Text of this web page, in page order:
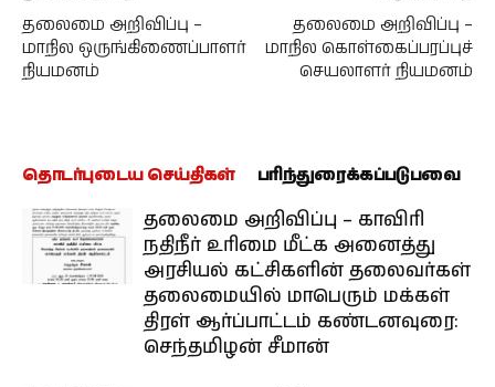
தலைமை அறிவிப்பு –
மாநில ஒருங்கிணைப்பாளர்
நியமனம்
தலைமை அறிவிப்பு –
மாநில கொள்கைப்பரப்புச்
செயலாளர் நியமனம்
தொடர்புடைய செய்திகள் பரிந்துரைக்கப்படுபவை
தலைமை அறிவிப்பு – காவிரி
நதிநீர் உரிமை மீட்க அனைத்து
அரசியல் கட்சிகளின் தலைவர்கள்
தலைமையில் மாபெரும் மக்கள்
திரள் ஆர்ப்பாட்டம் கண்டனவுரை:
செந்தமிழன் சீமான்